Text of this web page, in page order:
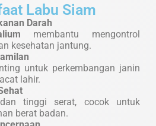
Labu Siam
Darah
membantu mengontrol
kesehatan jantung.
untuk perkembangan janin
lahir.
tinggi serat, cocok untuk
berat badan.